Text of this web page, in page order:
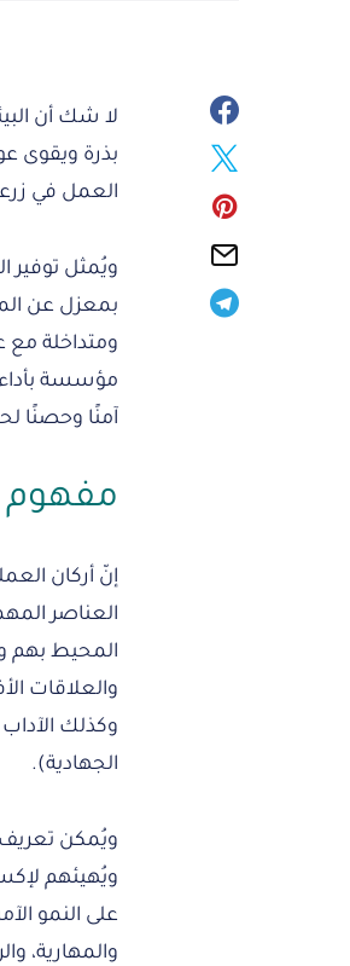
لا شك أن
بذرة ويقوى
العمل في
ويُمثل توفير
بمعزل عن
ومتداخلة مع
مؤسسة بأداء
آمنًا وحصنًا
مفهوم
إنّ أركان
العناصر
المحيط بهم
والعلاقات
وكذلك الآداب
الجهادية).
ويُمكن تعريف
ويُهيئهم
على النمو
والمهارية،